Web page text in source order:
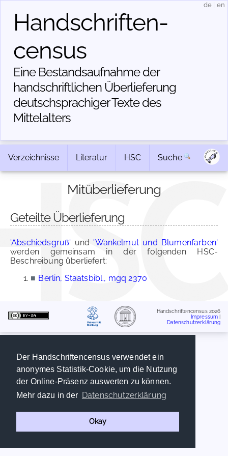
Der Handschriftencensus verwendet ein
anonymes Statistik-Cookie, um die Nutzung
der Online-Präsenz auswerten zu können.
Mehr dazu in der Datenschutzerklärung
Okay
Handschriften­
census
Eine Bestandsaufnahme der
handschriftlichen Über­lieferung
deutschsprachiger Texte des
Mittelalters
de en
Verzeichnisse Literatur HSC Suche
Mitüberlieferung
Geteilte Überlieferung
'Abschiedsgruß' und 'Wankelmut und Blumenfarben'
werden gemeinsam in der folgenden HSC-
Beschreibung überliefert:
■ Berlin, Staatsbibl., mgq 2370
Handschriftencensus 2026
Impressum
Datenschutzerklärung